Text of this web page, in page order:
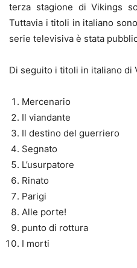
terza stagione di Vikings
Tuttavia i titoli in italiano
serie televisiva è stata
Di seguito i titoli in italiano di
Mercenario
Il viandante
Il destino del guerriero
Segnato
L’usurpatore
Rinato
Parigi
Alle porte!
punto di rottura
I morti